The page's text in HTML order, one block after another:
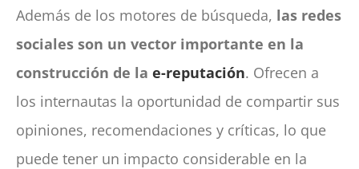
Además de los motores de búsqueda, las redes
sociales son un vector importante en la
construcción de lae-reputación. Ofrecen a
los internautas la oportunidad de compartir sus
opiniones, recomendaciones y críticas, lo que
puede tener un impacto considerable en la